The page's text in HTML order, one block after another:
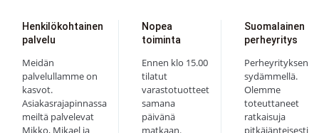
Henkilökohtainen
palvelu
Meidän
palvelullamme on
kasvot.
Asiakasrajapinnassa
meiltä palvelevat
Mikko, Mikael ja
Nopea
toiminta
Ennen klo 15.00
tilatut
varastotuotteet
samana
päivänä
matkaan.
Suomalainen
perheyritys
Perheyrityksen
sydämmellä.
Olemme
toteuttaneet
ratkaisuja
pitkäjänteisesti